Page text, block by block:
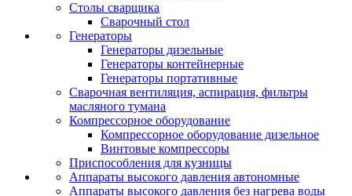
Столы сварщика
Сварочный стол
Генераторы
Генераторы дизельные
Генераторы контейнерные
Генераторы портативные
Сварочная вентиляция, аспирация, фильтры
масляного тумана
Компрессорное оборудование
Компрессорное оборудование дизельное
Винтовые компрессоры
Приспособления для кузницы
Аппараты высокого давления автономные
Аппараты высокого давления без нагрева воды